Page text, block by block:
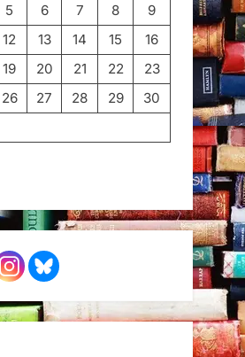
5 6 7 8
9
12 13 14 15
16
19 20 21 22
23
26 27 28 29
30